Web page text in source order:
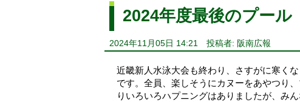
2024年度最後のプール
2024年11月05日 14:21 投稿者: 阪南広報
近畿新人水泳大会も終わり、さすがに寒く
です。全員、楽しそうにカヌーをあやつり
りいろいろハプニングはありましたが、み